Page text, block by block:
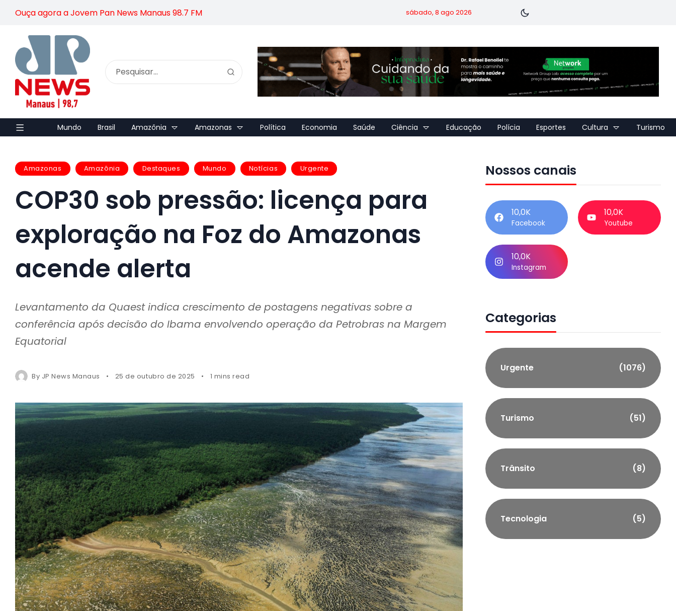
Ouça agora a Jovem Pan News Manaus 98.7 FM sábado, 8 ago 2026
Mundo Brasil Amazônia Amazonas Política Economia Saúde Ciência Educação Polícia Esportes Cultura Turismo
Amazonas Amazônia Destaques Mundo Notícias Urgente
COP30 sob pressão: licença para
exploração na Foz do Amazonas
acende alerta
Levantamento da Quaest indica crescimento de postagens negativas sobre a
conferência após decisão do Ibama envolvendo operação da Petrobras na Margem
Equatorial
By JP News Manaus 25 de outubro de 2025 1 mins read
Nossos canais
10,0K
Facebook
10,0K
Youtube
10,0K
Instagram
Categorias
Urgente (1076)
Turismo (51)
Trânsito (8)
Tecnologia (5)